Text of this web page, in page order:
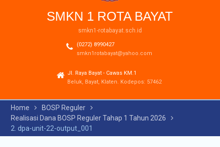
SMKN 1 ROTA BAYAT
smkn1-rotabayat.sch.id
(0272) 8990427
smkn1rotabayat@yahoo.com
Jl. Raya Bayat - Cawas KM.1
Beluk, Bayat, Klaten. Kodepos: 57462
Home
BOSP Reguler
Realisasi Dana BOSP Reguler Tahap 1 Tahun 2026
2. dpa-unit-22-output_001